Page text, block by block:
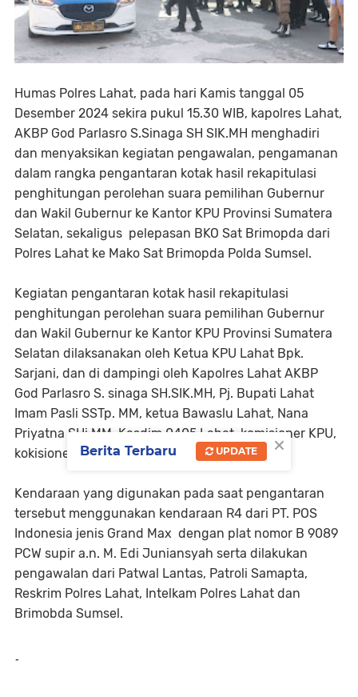
Humas Polres Lahat, pada hari Kamis tanggal 05
Desember 2024 sekira pukul 15.30 WIB, kapolres Lahat,
AKBP God Parlasro S.Sinaga SH SIK.MH menghadiri
dan menyaksikan kegiatan pengawalan, pengamanan
dalam rangka pengantaran kotak hasil rekapitulasi
penghitungan perolehan suara pemilihan Gubernur
dan Wakil Gubernur ke Kantor KPU Provinsi Sumatera
Selatan, sekaligus pelepasan BKO Sat Brimopda dari
Polres Lahat ke Mako Sat Brimopda Polda Sumsel.
Kegiatan pengantaran kotak hasil rekapitulasi
penghitungan perolehan suara pemilihan Gubernur
dan Wakil Gubernur ke Kantor KPU Provinsi Sumatera
Selatan dilaksanakan oleh Ketua KPU Lahat Bpk.
Sarjani, dan di dampingi oleh Kapolres Lahat AKBP
God Parlasro S. sinaga SH.SIK.MH, Pj. Bupati Lahat
Imam Pasli SSTp. MM, ketua Bawaslu Lahat, Nana
Priyatna SHi.MM, Kasdim 0405 Lahat, komisioner KPU,
kokisioner Bawaslu serta Stap.
Kendaraan yang digunakan pada saat pengantaran
tersebut menggunakan kendaraan R4 dari PT. POS
Indonesia jenis Grand Max dengan plat nomor B 9089
PCW supir a.n. M. Edi Juniansyah serta dilakukan
pengawalan dari Patwal Lantas, Patroli Samapta,
Reskrim Polres Lahat, Intelkam Polres Lahat dan
Brimobda Sumsel.
-
×
Berita Terbaru UPDATE